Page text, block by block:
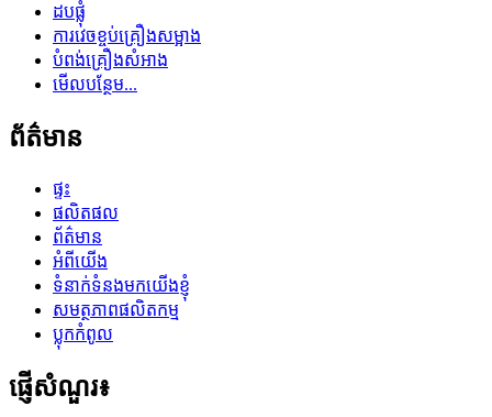
ដបផ្លុំ
ការវេចខ្ចប់គ្រឿងសម្អាង
បំពង់គ្រឿងសំអាង
មើលបន្ថែម...
ព័ត៌មាន
ផ្ទះ
ផលិតផល
ព័ត៌មាន
អំពីយើង
ទំនាក់ទំនងមកយើងខ្ញុំ
សមត្ថភាពផលិតកម្ម
ប្លុក​កំពូល
ផ្ញើសំណួរ៖